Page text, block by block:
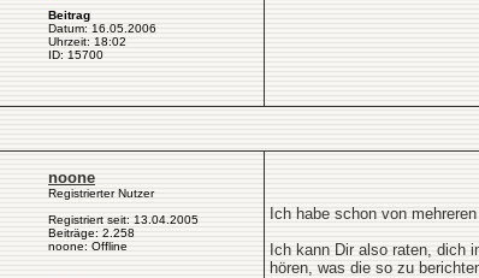
Beitrag
Datum: 16.05.2006
Uhrzeit: 18:02
ID: 15700
noone
Registrierter Nutzer
Registriert seit: 13.04.2005
Beiträge: 2.258
noone: Offline
Ich habe schon von
Ich kann Dir also raten, dich
hören, was die so zu